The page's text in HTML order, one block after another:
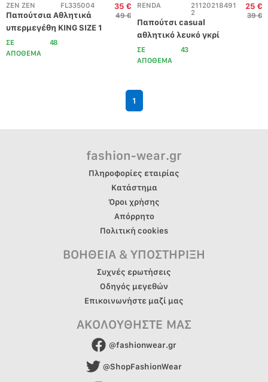
ZEN ZEN FL335004
Παπούτσια Αθλητικά
υπερμεγέθη KING SIZE 1
Γκρί
35 €
49 €
ΣΕ
ΑΠΟΘΕΜΑ
48
RENDA
21120218491
2
Παπούτσι casual
αθλητικό λευκό γκρί
25 €
39 €
ΣΕ
ΑΠΟΘΕΜΑ
43
1
fashion-wear.gr
Πληροφορίες εταιρίας
Κατάστημα
Όροι χρήσης
Απόρρητο
Πολιτική cookies
ΒΟΗΘΕΙΑ & ΥΠΟΣΤΗΡΙΞΗ
Συχνές ερωτήσεις
Οδηγός μεγεθών
Επικοινωνήστε μαζί μας
ΑΚΟΛΟΥΘΗΣΤΕ ΜΑΣ
@fashionwear.gr
@ShopFashionWear